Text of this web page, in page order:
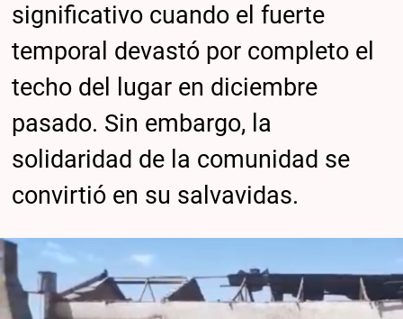
significativo cuando el fuerte
temporal devastó por completo el
techo del lugar en diciembre
pasado. Sin embargo, la
solidaridad de la comunidad se
convirtió en su salvavidas.